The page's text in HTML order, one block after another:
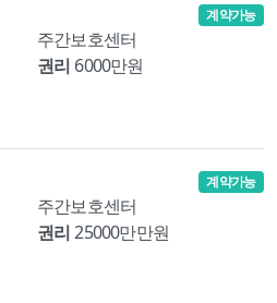
주간보호센터
권리 6000만원
계약가능
주간보호센터
권리 25000만만원
계약가능